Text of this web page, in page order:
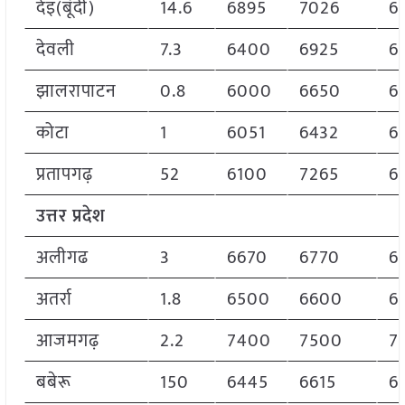
देइ(बूंदी) 14.6 6895 7026
देवली
7.3 6400 6925
झालरापाटन
0.8 6000 6650
कोटा
1 6051 6432
प्रतापगढ़
52 6100 7265
उत्तर प्रदेश
अलीगढ
3 6670 6770
अतर्रा
1.8 6500 6600
आजमगढ़
2.2 7400 7500
बबेरू
150 6445 6615